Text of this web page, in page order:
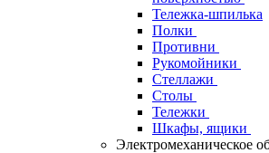
Тележка-шпилька
Полки
Противни
Рукомойники
Стеллажи
Столы
Тележки
Шкафы, ящики
Электромеханическое